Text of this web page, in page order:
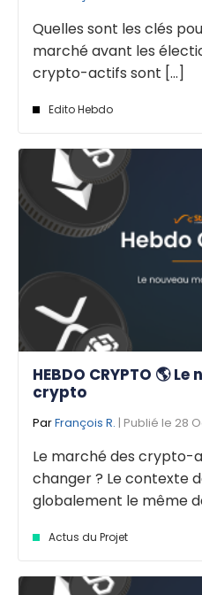
Quelles sont les clés
marché avant les
crypto-actifs sont [...]
Edito Hebdo
HEBDO CRYPTO 🌎
crypto
ParFrançois R. | Publié le 28
Le marché des crypto-
changer ? Le contexte
globalement le même
Actus du Projet